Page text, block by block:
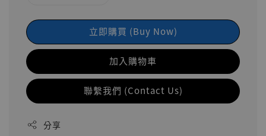
立即購買 (Buy Now)
加入購物車
聯繫我們 (Contact Us)
分享